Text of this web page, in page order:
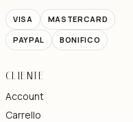
VISA
MASTERCARD
PAYPAL
BONIFICO
CLIENTE
Account
Carrello